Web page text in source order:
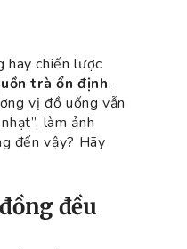
hay chiến lược
trà ổn định.
vị đồ uống vẫn
làm ảnh
đến vậy? Hãy
đều